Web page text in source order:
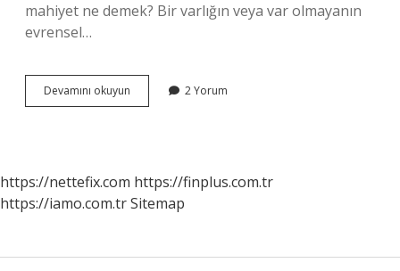
mahiyet ne demek? Bir varlığın veya var olmayanın
evrensel…
Devamını okuyun
Mahiyet
2 Yorum
https://nettefix.com https://finplus.com.tr
https://iamo.com.trSitemap